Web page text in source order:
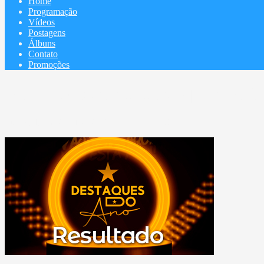
Programação
Vídeos
Postagens
Álbuns
Contato
Promoções